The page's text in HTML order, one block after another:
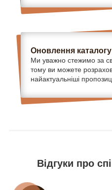
Оновлення каталогу
Ми уважно стежимо за
тому ви можете
найактуальніші
Відгуки про